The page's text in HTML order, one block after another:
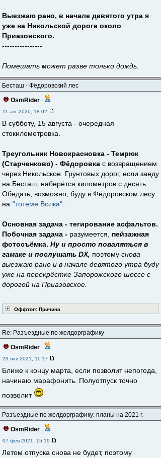
Выезжаю рано, в начале девятого утра я
уже на Никольской дороге около
Приазовского.
----------------
Помешать может разве только дождь.
Бесташ - Фёдоровский лес
OsmRider -
11 авг 2020, 18:02
В субботу, 15 августа - очередная
стокилометровка.
Треугольник Новокрасновка - Темрюк
(Старченково) - Фёдоровка с возвращением
через Никольское. Грунтовых дорог, если заеду
на Бесташ, наберётся километров с десять.
Обедать, возможно, буду в Фёдоровском лесу
на "тотеме Волка"
Основная задача - тегирование асфальтов.
Побочная задача - разумеется, пейзажная
фотосъёмка. Ну и просто поваляться в
гамаке и послушать DX, поэтому снова
выезжаю рано и в начале девятого утра буду
уже на перекрёстке Запорожского шоссе с
дорогой на Приазовское.
Оффтоп: Причина
Re: Разъездные по желдорграфику
OsmRider -
29 янв 2021, 11:17
Ближе к концу марта, если позволитнепогода,
начинаю марафонить. Полуотпуск точно
позволит
Разъездные по желдорграфику: планы на 2021 г.
OsmRider -
07 фев 2021, 15:19
Летом отпуска снова не будет, поэтому